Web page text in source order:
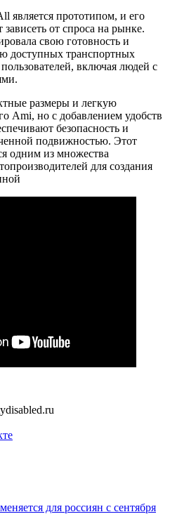
прототипом, и его
зависеть от спроса на рынке.
свою готовность и
доступных транспортных
включая людей с
размеры и легкую
Ami, но с добавлением удобств
безопасность и
подвижностью. Этот
одним из множества
для создания